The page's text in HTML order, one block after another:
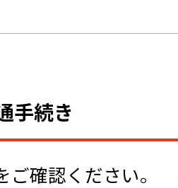
手続き
確認ください。